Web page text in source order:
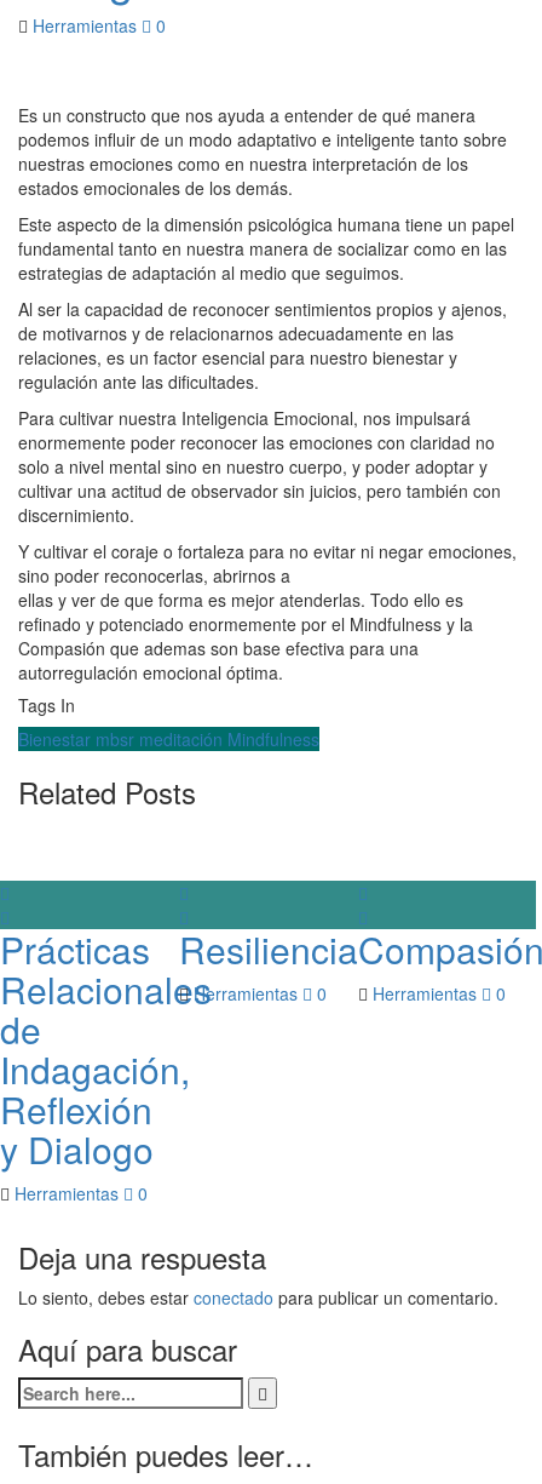
Herramientas 0
Es un constructo que nos ayuda a entender de qué manera
podemos influir de un modo adaptativo e inteligente tanto sobre
nuestras emociones como en nuestra interpretación de los
estados emocionales de los demás.
Este aspecto de la dimensión psicológica humana tiene un papel
fundamental tanto en nuestra manera de socializar como en las
estrategias de adaptación al medio que seguimos.
Al ser la capacidad de reconocer sentimientos propios y ajenos,
de motivarnos y de relacionarnos adecuadamente en las
relaciones, es un factor esencial para nuestro bienestar y
regulación ante las dificultades.
Para cultivar nuestra Inteligencia Emocional, nos impulsará
enormemente poder reconocer las emociones con claridad no
solo a nivel mental sino en nuestro cuerpo, y poder adoptar y
cultivar una actitud de observador sin juicios, pero también con
discernimiento.
Y cultivar el coraje o fortaleza para no evitar ni negar emociones,
sino poder reconocerlas, abrirnos a
ellas y ver de que forma es mejor atenderlas. Todo ello es
refinado y potenciado enormemente por el Mindfulness y la
Compasión que ademas son base efectiva para una
autorregulación emocional óptima.
Tags In
Bienestar mbsr meditación Mindfulness
Related Posts
Prácticas
Relacionales
de
Indagación,
Reflexión
y Dialogo
Herramientas 0
Resiliencia
Herramientas 0 Herramientas 0
Deja una respuesta
Lo siento, debes estar conectado para publicar un comentario.
Aquí para buscar
También puedes leer…